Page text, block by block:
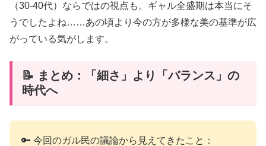
（30-40代）ならではの視点も。ギャル全盛期は本当にそ
うでしたよね……あの頃より今の方が多様な美の基準が広
がっている気がします。
📝 まとめ：「細さ」より「バランス」の
時代へ
🔑 今回のガル民の議論から見えてきたこと：